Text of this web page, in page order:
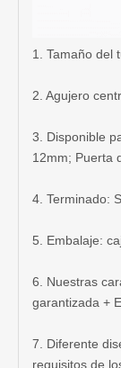
1. Tamaño del
2. Agujero
3. Disponible
12mm; Puerta
4. Terminado:
5. Embalaje:
6. Nuestras
garantizada +
7. Diferente
requisitos de